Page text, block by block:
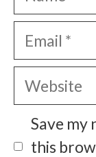
Email
Website
Save my
this